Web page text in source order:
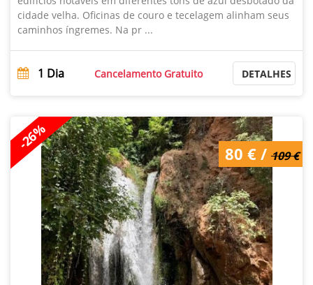
cidade velha. Oficinas de couro e tecelagem alinham seus
caminhos íngremes. Na pr ...
1 Dia Cancelamento Gratuito DETALHES
-26%
109 € /80 €
80 € / 109 €